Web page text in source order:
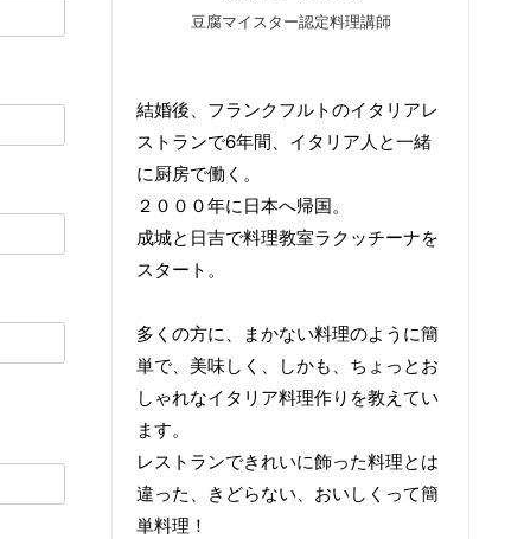
豆腐マイスター認定料理講師
結婚後、フランクフルトのイタリアレ
ストランで6年間、イタリア人と一緒
に厨房で働く。
２０００年に日本へ帰国。
成城と日吉で料理教室ラクッチーナを
スタート。
多くの方に、まかない料理のように簡
単で、美味しく、しかも、ちょっとお
しゃれなイタリア料理作りを教えてい
ます。
レストランできれいに飾った料理とは
違った、きどらない、おいしくって簡
単料理！